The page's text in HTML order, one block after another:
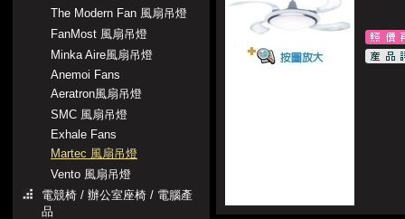
The Modern Fan 風扇吊燈
FanMost 風扇吊燈
Minka Aire風扇吊燈
Anemoi Fans
Aeratron風扇吊燈
SMC 風扇吊燈
Exhale Fans
Martec 風扇吊燈
Vento 風扇吊燈
電競椅 / 辦公室座椅 / 電腦產
品